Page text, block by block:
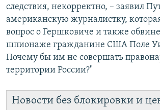
следствия, некорректно, – заявил
американскую журналистку,
вопрос о Гершковиче и также
шпионаже гражданине США Поле
Почему бы им не совершать
территории России?"
Новости без блокировки и